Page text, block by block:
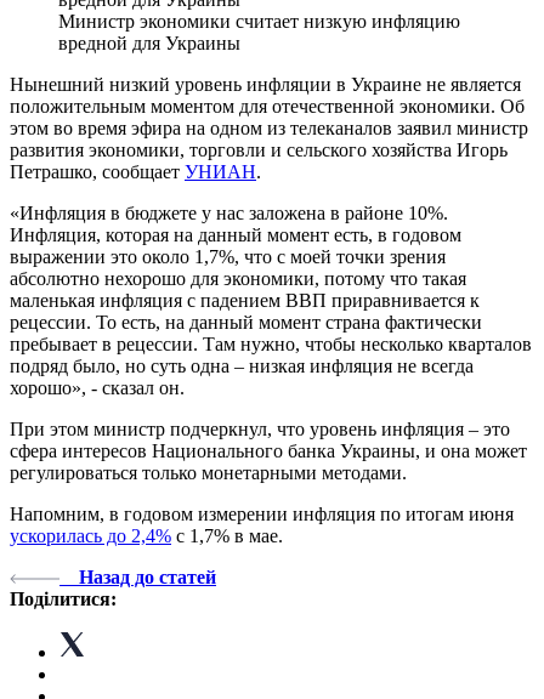
Министр экономики считает низкую инфляцию
вредной для Украины
Нынешний низкий уровень инфляции в Украине не является
положительным моментом для отечественной экономики. Об
этом во время эфира на одном из телеканалов заявил министр
развития экономики, торговли и сельского хозяйства Игорь
Петрашко, сообщает УНИАН.
«Инфляция в бюджете у нас заложена в районе 10%.
Инфляция, которая на данный момент есть, в годовом
выражении это около 1,7%, что с моей точки зрения
абсолютно нехорошо для экономики, потому что такая
маленькая инфляция с падением ВВП приравнивается к
рецессии. То есть, на данный момент страна фактически
пребывает в рецессии. Там нужно, чтобы несколько кварталов
подряд было, но суть одна – низкая инфляция не всегда
хорошо», - сказал он.
При этом министр подчеркнул, что уровень инфляция – это
сфера интересов Национального банка Украины, и она может
регулироваться только монетарными методами.
Напомним, в годовом измерении инфляция по итогам июня
ускорилась до 2,4% с 1,7% в мае.
Назад до статей
Поділитися: